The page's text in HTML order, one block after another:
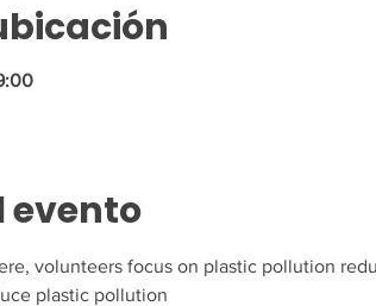
evento
volunteers focus on plastic pollution
plastic pollution